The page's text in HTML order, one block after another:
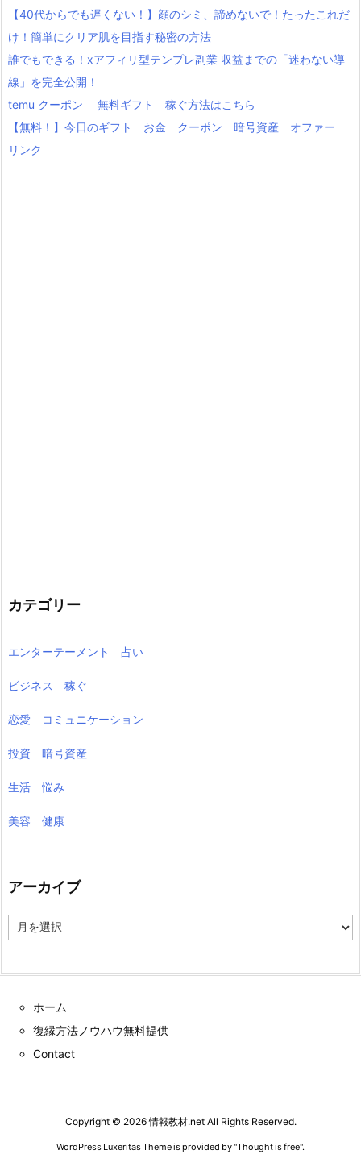
【40代からでも遅くない！】顔のシミ、諦めないで！たったこれだ
け！簡単にクリア肌を目指す秘密の方法
誰でもできる！xアフィリ型テンプレ副業 収益までの「迷わない導
線」を完全公開！
temu クーポン 無料ギフト 稼ぐ方法はこちら
【無料！】今日のギフト お金 クーポン 暗号資産 オファー
リンク
カテゴリー
エンターテーメント 占い
ビジネス 稼ぐ
恋愛 コミュニケーション
投資 暗号資産
生活 悩み
美容 健康
アーカイブ
ー
ホーム
復縁方法ノウハウ無料提供
Contact
Copyright © 2026 情報教材.netAll Rights Reserved.
WordPress Luxeritas Theme is provided by "Thought is free".